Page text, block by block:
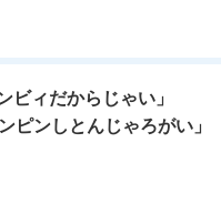
ビィだからじゃい」
ピンしとんじゃろがい」